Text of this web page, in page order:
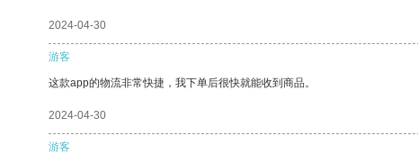
2024-04-30
游客
这款app的物流非常快捷，我下单后很快就能收到商品。
2024-04-30
游客